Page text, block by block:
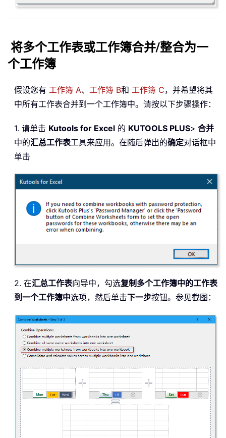
将多个工作表或工作簿合并/整合为一
个工作簿
假设您有 工作簿 A、 工作簿 B和 工作簿 C，并希望将其
中所有工作表合并到一个工作簿中。请按以下步骤操作：
1. 请单击 Kutools for Excel 的 KUTOOLS PLUS> 合并
中的汇总工作表工具来应用。在随后弹出的确定对话框中
单击
2. 在汇总工作表向导中，勾选复制多个工作簿中的工作表
到一个工作簿中选项，然后单击下一步按钮。参见截图：